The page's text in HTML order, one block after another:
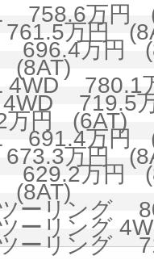
758.6万円
万円
696.4万円
4WD 780.1
4WD 719.5
円 (6AT)
691.4万円
万円
629.2万円
ーリング
ーリング
ーリング